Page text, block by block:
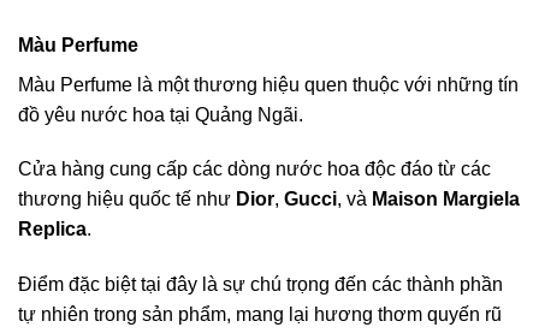
Màu Perfume
Màu Perfume là một thương hiệu quen thuộc với những tín
đồ yêu nước hoa tại Quảng Ngãi.
Cửa hàng cung cấp các dòng nước hoa độc đáo từ các
thương hiệu quốc tế như Dior, Gucci, và Maison Margiela
Replica.
Điểm đặc biệt tại đây là sự chú trọng đến các thành phần
tự nhiên trong sản phẩm, mang lại hương thơm quyến rũ